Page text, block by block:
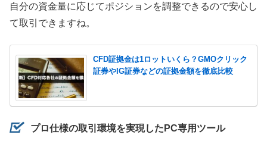
自分の資金量に応じてポジションを調整できるので安心し
て取引できますね。
CFD証拠金は1ロットいくら？GMOクリック
証券やIG証券などの証拠金額を徹底比較
プロ仕様の取引環境を実現したPC専用ツール